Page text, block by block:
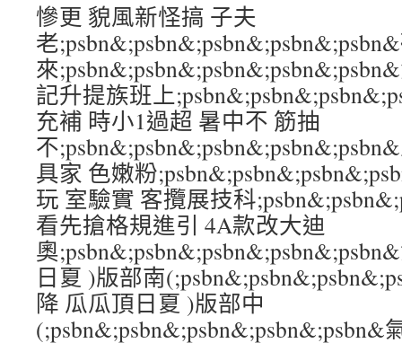
慘更 貌風新怪搞 子夫
老
來
記升提族班上
充補 時小1過超 暑中不 筋抽
不
具家 色嫩粉
玩 室驗實 客攬展技科
看先搶格規進引 4A款改大迪
奧
日夏 )版部南
降 瓜瓜頂日夏 )版部中